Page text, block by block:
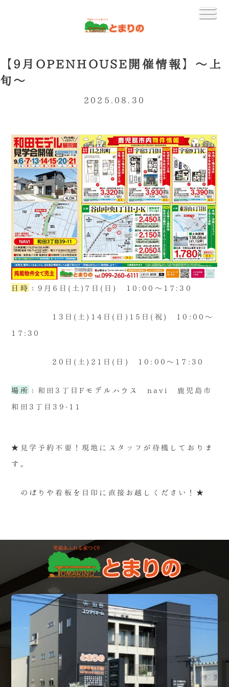
【9月OPENHOUSE開催情報】～上
旬～
2025.08.30
日時 ：9月6日(土)7日(日) 10:00～17:30
13日(土)14日(日)15日(祝) 10:00～
17:30
20日(土)21日(日) 10:00～17:30
場所 ：和田3丁目Fモデルハウス navi 鹿児島市
和田3丁目39-11
★見学予約不要！現地にスタッフが待機しておりま
す。
のぼりや看板を目印に直接お越しください！★